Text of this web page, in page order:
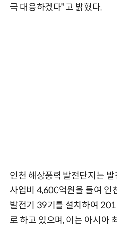
극 대응하겠다"고 밝혔다.
인천 해상풍력 발전단지는
사업비 4,600억원을 들여 인
발전기 39기를 설치하여
로 하고 있으며, 이는 아시아